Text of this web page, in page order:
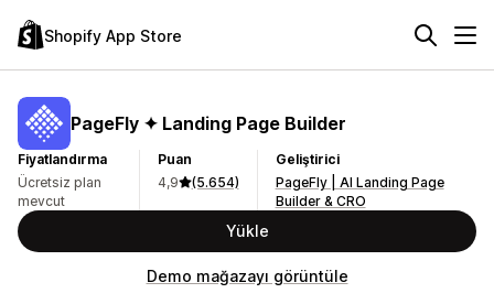
Shopify App Store
PageFly ✦ Landing Page Builder
Fiyatlandırma
Ücretsiz plan
mevcut
Puan
4,9
(5.654)
Geliştirici
PageFly | AI Landing Page
Builder & CRO
Yükle
Demo mağazayı görüntüle